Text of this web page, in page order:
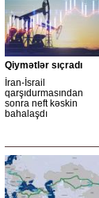
Qiymətlər sıçradı
İran-İsrail
qarşıdurmasından
sonra neft kəskin
bahalaşdı